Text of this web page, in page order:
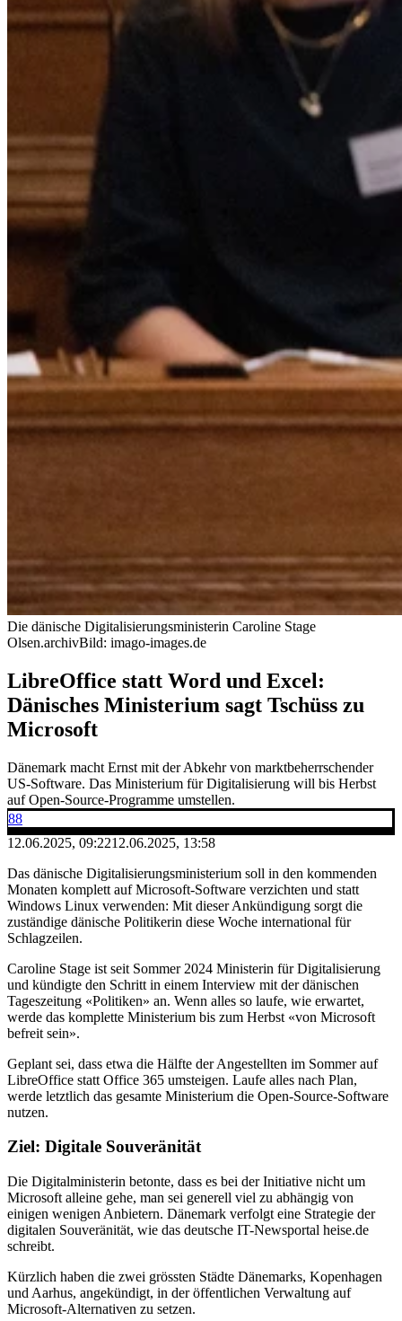
Die dänische Digitalisierungsministerin Caroline Stage
Olsen.archivBild: imago-images.de
LibreOffice statt Word und Excel:
Dänisches Ministerium sagt Tschüss zu
Microsoft
Dänemark macht Ernst mit der Abkehr von marktbeherrschender
US-Software. Das Ministerium für Digitalisierung will bis Herbst
auf Open-Source-Programme umstellen.
88
12.06.2025, 09:2212.06.2025, 13:58
Das dänische Digitalisierungsministerium soll in den kommenden
Monaten komplett auf Microsoft-Software verzichten und statt
Windows Linux verwenden: Mit dieser Ankündigung sorgt die
zuständige dänische Politikerin diese Woche international für
Schlagzeilen.
Caroline Stage ist seit Sommer 2024 Ministerin für Digitalisierung
und kündigte den Schritt in einem Interview mit der dänischen
Tageszeitung «Politiken» an. Wenn alles so laufe, wie erwartet,
werde das komplette Ministerium bis zum Herbst «von Microsoft
befreit sein».
Geplant sei, dass etwa die Hälfte der Angestellten im Sommer auf
LibreOffice statt Office 365 umsteigen. Laufe alles nach Plan,
werde letztlich das gesamte Ministerium die Open-Source-Software
nutzen.
Ziel: Digitale Souveränität
Die Digitalministerin betonte, dass es bei der Initiative nicht um
Microsoft alleine gehe, man sei generell viel zu abhängig von
einigen wenigen Anbietern. Dänemark verfolgt eine Strategie der
digitalen Souveränität, wie das deutsche IT-Newsportal heise.de
schreibt.
Kürzlich haben die zwei grössten Städte Dänemarks, Kopenhagen
und Aarhus, angekündigt, in der öffentlichen Verwaltung auf
Microsoft-Alternativen zu setzen.